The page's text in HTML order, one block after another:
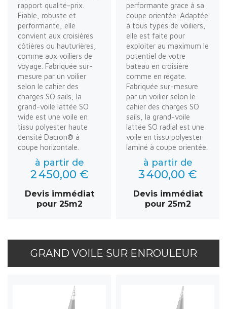
rapport qualité-prix.
Fiable, robuste et
performante, elle
convient aux croisières
côtières ou hauturières,
comme aux voiliers de
voyage. Fabriquée sur-
mesure par un voilier
selon le cahier des
charges SO sails, la
grand-voile lattée SO
wide est une voile en
tissu polyester haute
densité Dacron® à
coupe horizontale.
à partir de
2 450,00 €
Devis immédiat
pour 25m2
performante grace à sa
coupe orientée. Adaptée
à tous types de voiliers,
elle est faite pour
exploiter au maximum le
potentiel de votre
bateau en croisière
comme en régate.
Fabriquée sur-mesure
par un voilier selon le
cahier des charges SO
sails, la grand-voile
lattée SO radial est une
voile en tissu polyester
laminé à coupe orientée.
à partir de
3 400,00 €
Devis immédiat
pour 25m2
GRAND VOILE SUR ENROULEUR